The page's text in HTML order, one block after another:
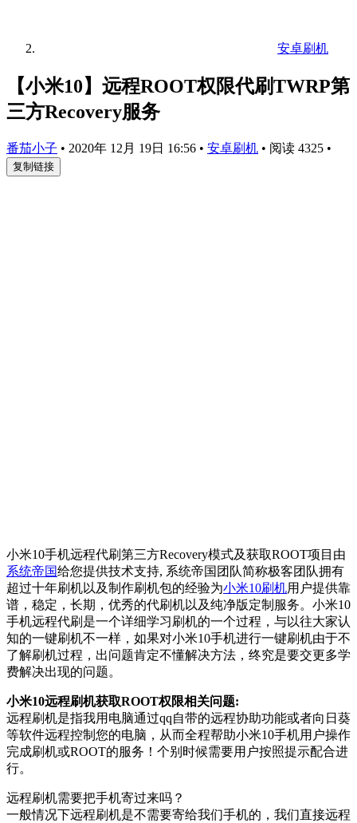
安卓刷机
【小米10】远程ROOT权限代刷TWRP第
三方Recovery服务
番茄小子 • 2020年 12月 19日 16:56 • 安卓刷机 • 阅读 4325 •
复制链接
小米10手机远程代刷第三方Recovery模式及获取ROOT项目由
系统帝国给您提供技术支持, 系统帝国团队简称极客团队拥有
超过十年刷机以及制作刷机包的经验为小米10刷机用户提供靠
谱，稳定，长期，优秀的代刷机以及纯净版定制服务。小米10
手机远程代刷是一个详细学习刷机的一个过程，与以往大家认
知的一键刷机不一样，如果对小米10手机进行一键刷机由于不
了解刷机过程，出问题肯定不懂解决方法，终究是要交更多学
费解决出现的问题。
小米10远程刷机获取ROOT权限相关问题:
远程刷机是指我用电脑通过qq自带的远程协助功能或者向日葵
等软件远程控制您的电脑，从而全程帮助小米10手机用户操作
完成刷机或ROOT的服务！个别时候需要用户按照提示配合进
行。
远程刷机需要把手机寄过来吗？
一般情况下远程刷机是不需要寄给我们手机的，我们直接远程